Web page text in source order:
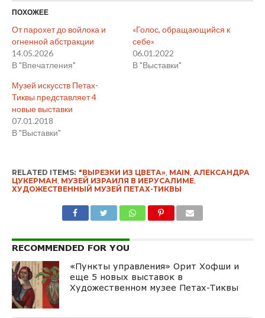
ПОХОЖЕЕ
От парохет до войлока и
огненной абстракции
14.05.2026
В "Впечатления"
«Голос, обращающийся к
себе»
06.01.2022
В "Выставки"
Музей искусств Петах-
Тиквы представляет 4
новые выставки
07.01.2018
В "Выставки"
RELATED ITEMS: "ВЫРЕЗКИ ИЗ ЦВЕТА», MAIN, АЛЕКСАНДРА
ЦУКЕРМАН, МУЗЕЙ ИЗРАИЛЯ В ИЕРУСАЛИМЕ,
ХУДОЖЕСТВЕННЫЙ МУЗЕЙ ПЕТАХ-ТИКВЫ
RECOMMENDED FOR YOU
«Пункты управления» Орит Хофши и
еще 5 новых выставок в
Художественном музее Петах-Тиквы